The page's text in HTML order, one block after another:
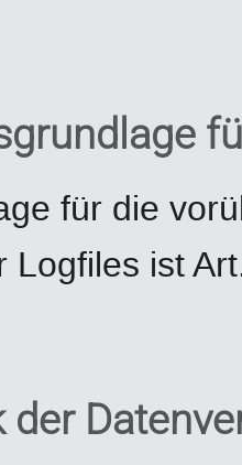
für die
Logfiles ist
der